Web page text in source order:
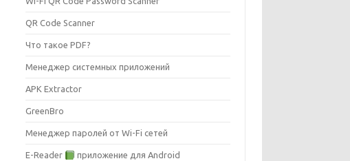
QR Code Scanner
Что такое PDF?
Менеджер системных приложений
APK Extractor
GreenBro
Менеджер паролей от Wi-Fi сетей
E-Reader приложение для Android